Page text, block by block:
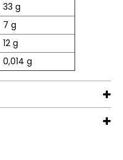
33 g
7 g
12 g
0,014 g